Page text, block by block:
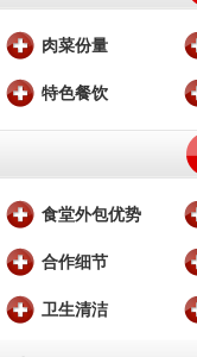
肉菜份量
特色餐饮
食堂外包优势
合作细节
卫生清洁